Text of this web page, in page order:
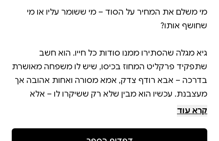
מי משלם את המחיר על הסוד – מי ששומר עליו או מי
גיא מגלה שהסתירו ממנו סודות כל חייו. הוא חשב
שתפקיד פרקליט המחוז בכיסו, שיש לו משפחה מאושרת
בדרכה – אבא רודף צדק, אמא מסורה ואחות אהובה אך
מעצבנת. עכשיו הוא מבין שלא רק ששיקרו לו – אלא
קרא עוד